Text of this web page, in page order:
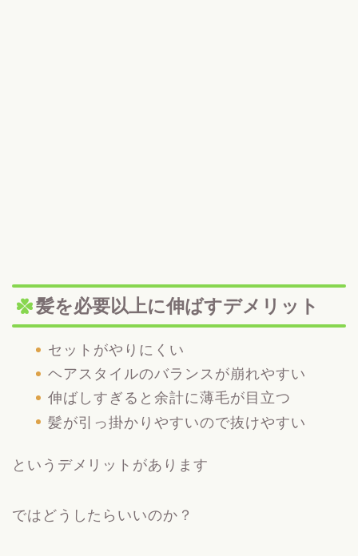
髪を必要以上に伸ばすデメリット
セットがやりにくい
ヘアスタイルのバランスが崩れやすい
伸ばしすぎると余計に薄毛が目立つ
髪が引っ掛かりやすいので抜けやすい
というデメリットがあります
ではどうしたらいいのか？